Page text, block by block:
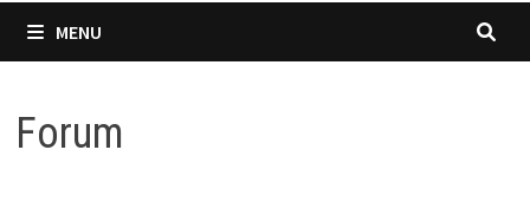
MENU
Forum